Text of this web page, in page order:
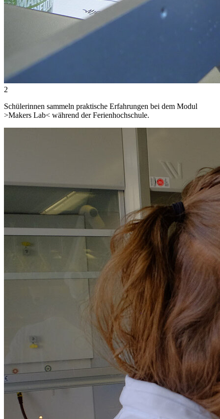
2
Schülerinnen sammeln praktische Erfahrungen bei dem Modul
>Makers Lab< während der Ferienhochschule.